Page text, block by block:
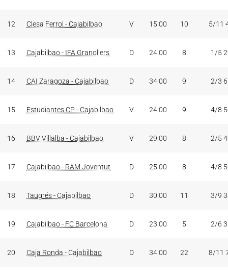
12 Clesa Ferrol - Cajabilbao V 15:00 10 5/11
13 Cajabilbao - IFA Granollers D 24:00 8 1/5
14 CAI Zaragoza - Cajabilbao D 34:00 9 2/3
15 Estudiantes CP - Cajabilbao V 24:00 9 4/8
16 BBV Villalba - Cajabilbao V 29:00 8 2/5
17 Cajabilbao - RAM Joventut D 25:00 8 4/8
18 Taugrés - Cajabilbao D 30:00 11 3/9
19 Cajabilbao - FC Barcelona D 23:00 5 2/6
20 Caja Ronda - Cajabilbao D 34:00 22 8/11